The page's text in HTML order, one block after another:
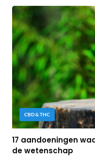
CBD & THC
17 aandoeningen
de wetenschap